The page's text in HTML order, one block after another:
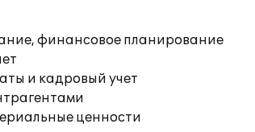
финансовое планирование
и кадровый учет
ценности